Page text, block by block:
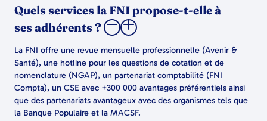
Quels services la FNI propose-t-elle à
ses adhérents ?
La FNI offre une revue mensuelle professionnelle (Avenir &
Santé), une hotline pour les questions de cotation et de
nomenclature (NGAP), un partenariat comptabilité (FNI
Compta), un CSE avec +300 000 avantages préférentiels ainsi
que des partenariats avantageux avec des organismes tels que
la Banque Populaire et la MACSF.